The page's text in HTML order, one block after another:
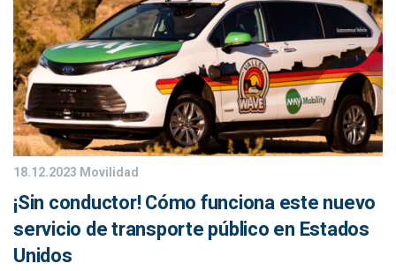
18.12.2023 Movilidad
¡Sin conductor! Cómo funciona este nuevo
servicio de transporte público en Estados
Unidos